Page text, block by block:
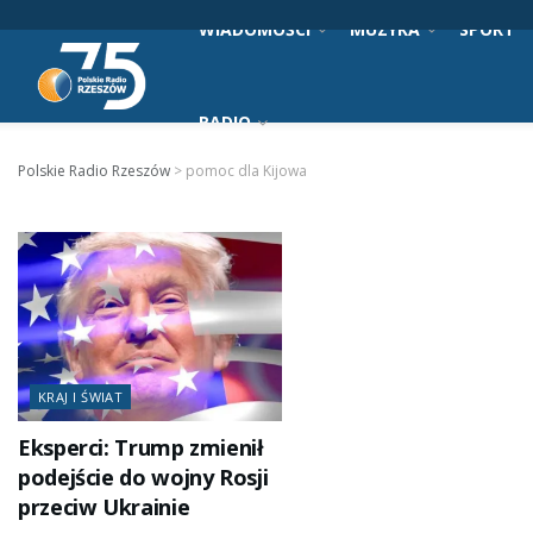
WIADOMOŚCI MUZYKA SPORT
RADIO
Polskie Radio Rzeszów > pomoc dla Kijowa
KRAJ I ŚWIAT
Eksperci: Trump zmienił
podejście do wojny Rosji
przeciw Ukrainie